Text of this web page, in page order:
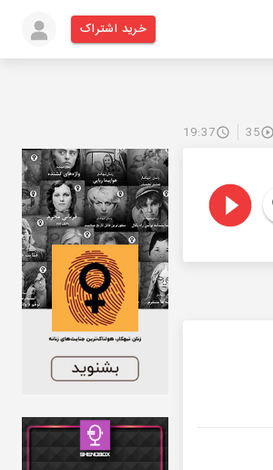
خرید اشتراک
35
19:37